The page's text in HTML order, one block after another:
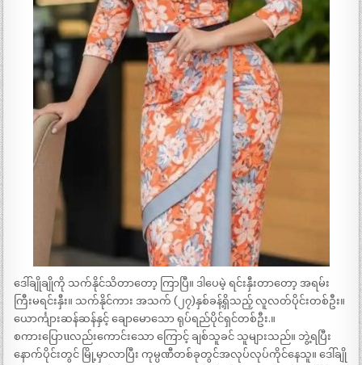
ဒေါ်ချိုချိုကို သက်နိုင်သိတာတော့ ကြာပြီ။ ဒါပေမဲ့ ရင်းနှီးတာတော့ အရမ်း
ကြီးမရင်းနှီး။ သက်နိုင်ကား အသက် (၂၇)နှစ်ခန့်ရှိသည့် လူလတ်ပိုင်းတစ်ဦး။
ယောင်္ကျားဆန်ဆန်နှင့် ချောမောသော ရုပ်ရည်ပိုင်ရှင်တစ်ဦး.။
စကားပြောuလည်းကောင်းသော ကြောင့် ချစ်သူခင် သူများသည်။ ဘွဲ့ရပြီး
နောက်ပိုင်းတွင် မြို့မှာလာပြီး ကုမ္ပဏီတစ်ခုတွင်အလုပ်လုပ်ကိုင်နေသူ။ ဒေါ်ချို